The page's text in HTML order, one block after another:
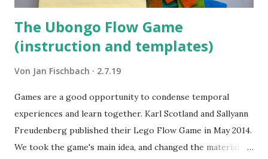
The Ubongo Flow Game
(instruction and templates)
Von Jan Fischbach 2.7.19
Games are a good opportunity to condense temporal
experiences and learn together. Karl Scotland and Sallyann
Freudenberg published their Lego Flow Game in May 2014.
We took the game's main idea, and changed the material.